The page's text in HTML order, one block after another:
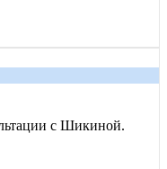
с Шикиной.